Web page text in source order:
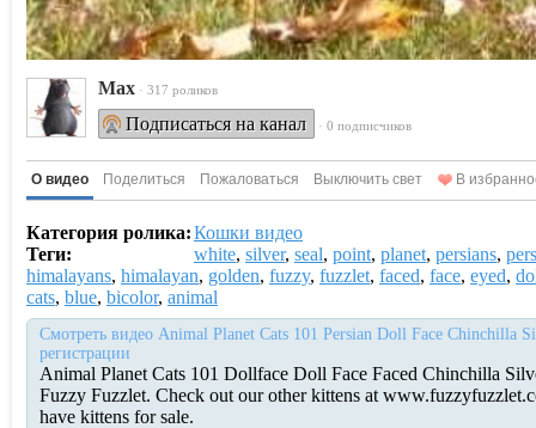
Max · 317 роликов
Подписаться на канал · 0 подписчиков
О видео Поделиться Пожаловаться Выключить свет В
Категория ролика:Кошки видео
Теги:
white, silver, seal, point, planet, persians,
himalayans, himalayan, golden, fuzzy, fuzzlet, faced, face, eyed,
cats, blue, bicolor, animal
Смотреть видео Animal Planet Cats 101 Persian Doll Face Chinchilla
регистрации
Animal Planet Cats 101 Dollface Doll Face Faced Chinchilla
Fuzzy Fuzzlet. Check out our other kittens at
have kittens for sale.